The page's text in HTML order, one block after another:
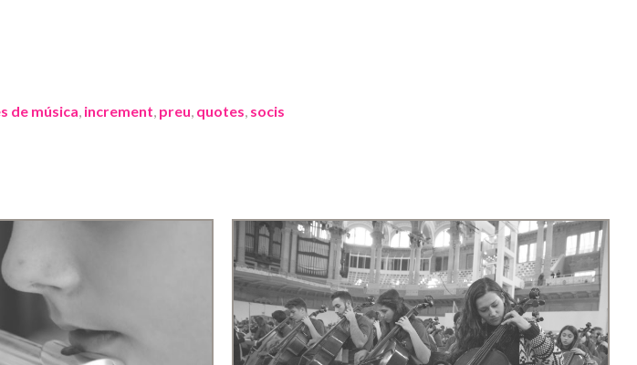
de música increment preu quotes socis